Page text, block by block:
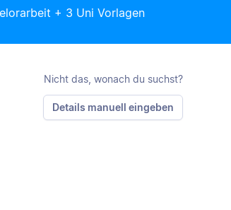
+ 3 Uni Vorlagen
Nicht das, wonach du suchst?
Details manuell eingeben